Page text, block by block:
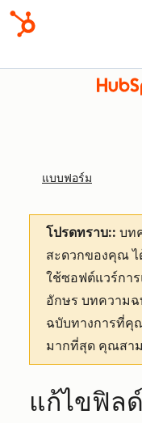
แบบฟอร์ม
โปรดทราบ:: บท
สะดวกของคุณ
ใช้ซอฟต์แวร์กา
อักษร บทความ
ฉบับทางการที่คุ
มากที่สุด คุณสา
แก้ไขฟิล